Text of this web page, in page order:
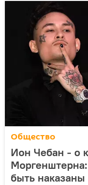
Общество
Ион Чебан - о
быть наказаны